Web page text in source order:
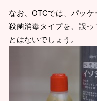
なお、OTCでは、パッ
殺菌消毒タイプを、誤っ
とはないでしょう。